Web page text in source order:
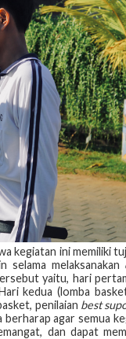
kegiatan ini memiliki
melaksanakan
yaitu, hari
kedua (lomba
penilaian best
agar semua
dan dapat